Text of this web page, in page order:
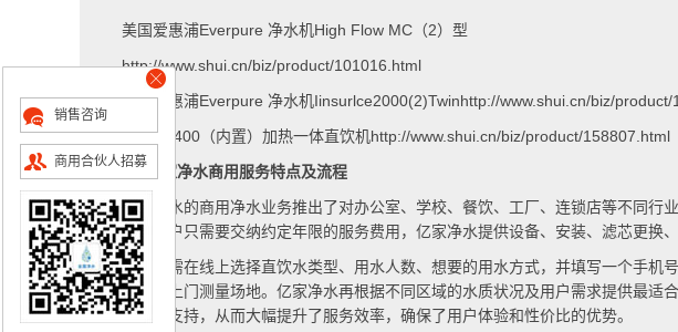
美国爱惠浦Everpure 净水机High Flow MC （2）型
http://www.shui.cn/biz/product/101016.html
美国爱惠浦Everpure 净水机Iinsurlce2000(2)Twinhttp://www.shui.cn/biz/
凯优PC400 （内置）加热一体直饮机http://www.shui.cn/biz/product/158807.html
4、亿家净水商用服务特点及流程
亿家净水的商用净水业务推出了对办公室、学校、餐饮、工厂、连锁店等不同
赁模式，用户只需要交纳约定年限的服务费用，亿家净水提供设备、安装、滤芯更换
用户只需在线上选择直饮水类型、用水人数、想要的用水方式，并填写一个手
专业工程师上门测量场地。亿家净水再根据不同区域的水质状况及用户需求提供最适
调试、维护支持，从而大幅提升了服务效率，确保了用户体验和性价比的优势。
销售咨询
商用合伙人招募